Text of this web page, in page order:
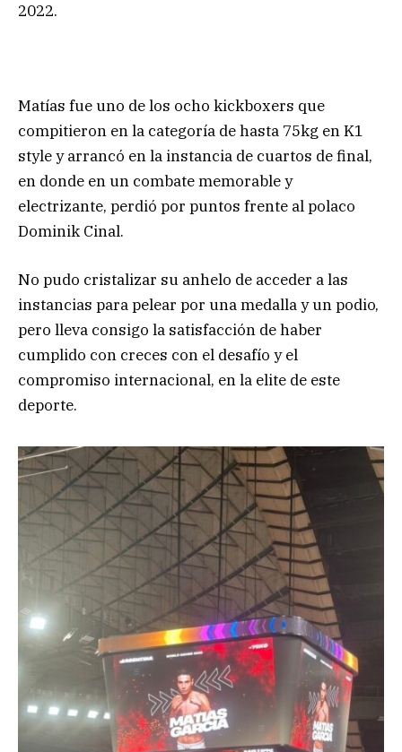
2022.
Matías fue uno de los ocho kickboxers que
compitieron en la categoría de hasta 75kg en K1
style y arrancó en la instancia de cuartos de final,
en donde en un combate memorable y
electrizante, perdió por puntos frente al polaco
Dominik Cinal.
No pudo cristalizar su anhelo de acceder a las
instancias para pelear por una medalla y un podio,
pero lleva consigo la satisfacción de haber
cumplido con creces con el desafío y el
compromiso internacional, en la elite de este
deporte.